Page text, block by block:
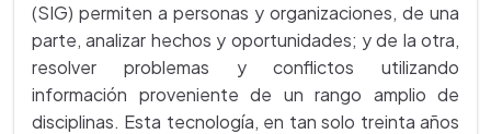
(SIG) permiten a personas y organizaciones, de una
parte, analizar hechos y oportunidades; y de la otra,
resolver problemas y conflictos utilizando
información proveniente de un rango amplio de
disciplinas. Esta tecnología, en tan solo treinta años